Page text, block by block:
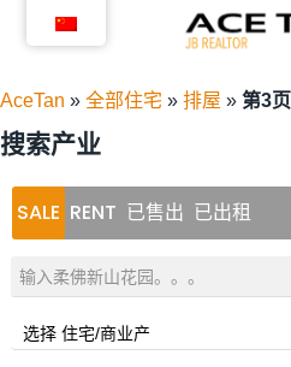
内
容
AceTan » 全部住宅 » 排屋 » 第3页
搜索产业
SALE RENT 已售出 已出租
选择 住宅/商业产